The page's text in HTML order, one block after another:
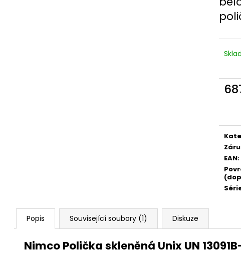
EAN:
Popis Související soubory (1) Diskuze
Nimco Polička skleněná Unix UN